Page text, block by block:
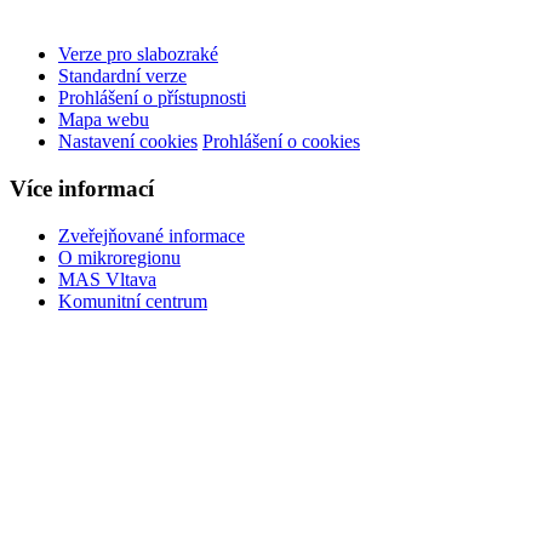
Verze pro slabozraké
Standardní verze
Prohlášení o přístupnosti
Mapa webu
Nastavení cookies Prohlášení o cookies
Více informací
Zveřejňované informace
O mikroregionu
MAS Vltava
Komunitní centrum